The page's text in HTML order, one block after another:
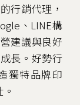
行銷代理，
、LINE構
建議與良好
長。好勢行
獨特品牌印